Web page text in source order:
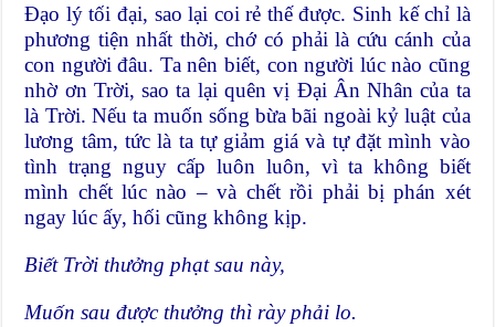
Đạo lý tối đại, sao lại coi rẻ thế được. Sinh kế chỉ là
phương tiện nhất thời, chớ có phải là cứu cánh của
con người đâu. Ta nên biết, con người lúc nào cũng
nhờ ơn Trời, sao ta lại quên vị Đại Ân Nhân của ta
là Trời. Nếu ta muốn sống bừa bãi ngoài kỷ luật của
lương tâm, tức là ta tự giảm giá và tự đặt mình vào
tình trạng nguy cấp luôn luôn, vì ta không biết
mình chết lúc nào – và chết rồi phải bị phán xét
ngay lúc ấy, hối cũng không kịp.
Biết Trời thưởng phạt sau này,
Muốn sau được thưởng thì rày phải lo.